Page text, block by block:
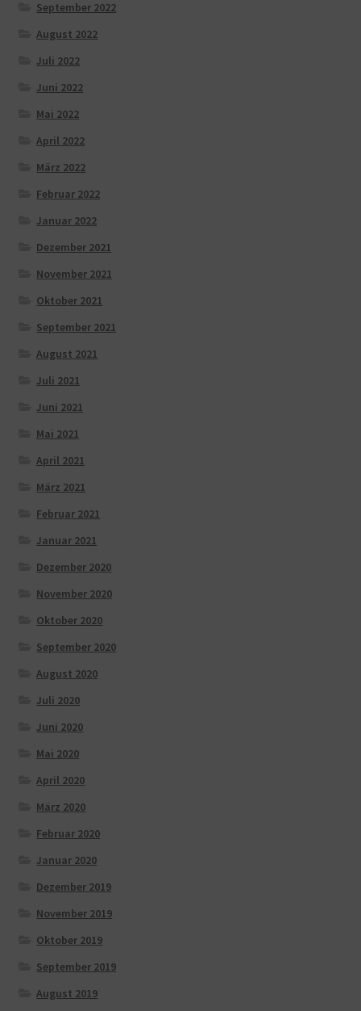
September 2022
August 2022
Juli 2022
Juni 2022
Mai 2022
April 2022
März 2022
Februar 2022
Januar 2022
Dezember 2021
November 2021
Oktober 2021
September 2021
August 2021
Juli 2021
Juni 2021
Mai 2021
April 2021
März 2021
Februar 2021
Januar 2021
Dezember 2020
November 2020
Oktober 2020
September 2020
August 2020
Juli 2020
Juni 2020
Mai 2020
April 2020
März 2020
Februar 2020
Januar 2020
Dezember 2019
November 2019
Oktober 2019
September 2019
August 2019